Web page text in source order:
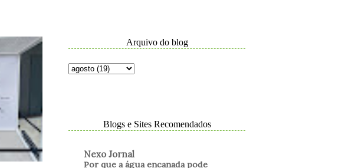
Arquivo do blog
Blogs e Sites Recomendados
Nexo Jornal
Por que a água encanada pode